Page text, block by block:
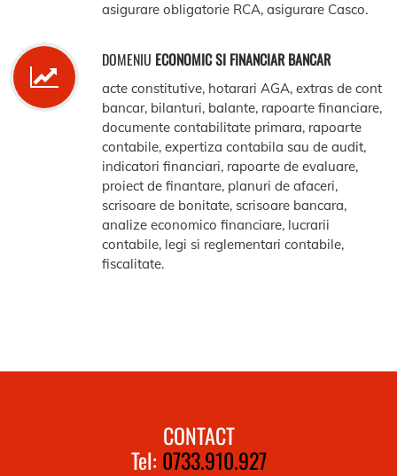
asigurare obligatorie RCA, asigurare Casco.
DOMENIU ECONOMIC SI FINANCIAR BANCAR
acte constitutive, hotarari AGA, extras de cont
bancar, bilanturi, balante, rapoarte financiare,
documente contabilitate primara, rapoarte
contabile, expertiza contabila sau de audit,
indicatori financiari, rapoarte de evaluare,
proiect de finantare, planuri de afaceri,
scrisoare de bonitate, scrisoare bancara,
analize economico financiare, lucrarii
contabile, legi si reglementari contabile,
fiscalitate.
CONTACT
Tel: 0733.910.927